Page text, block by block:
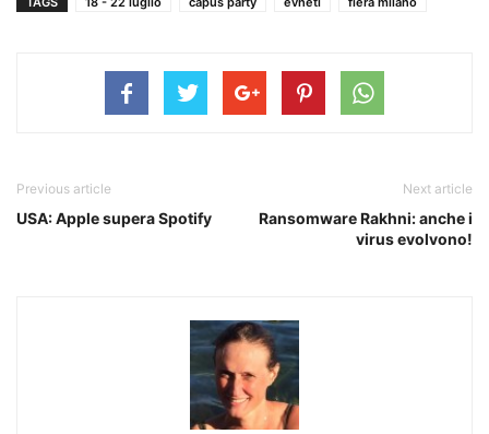
Previous article
USA: Apple supera Spotify
Next article
Ransomware Rakhni: anche i
virus evolvono!